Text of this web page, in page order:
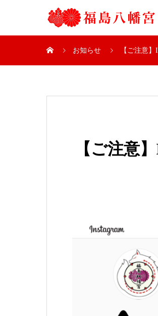
お知らせ 【ご注意
【ご注意